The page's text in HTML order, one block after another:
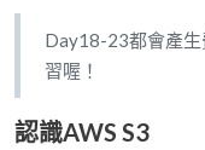
Day18-23都會產
習喔！
認識AWS S3